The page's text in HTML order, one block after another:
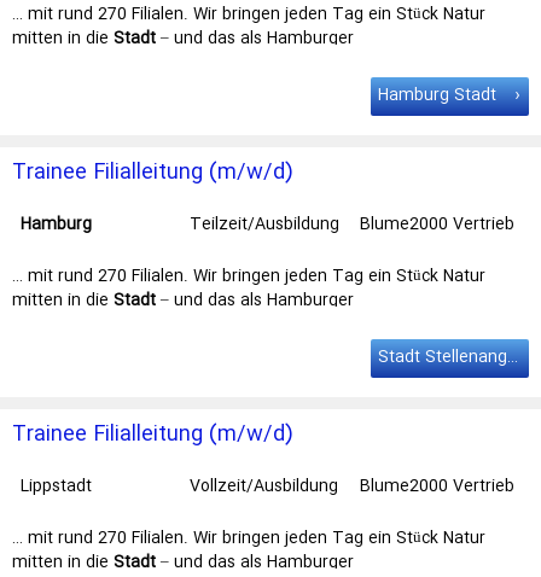
… mit rund 270 Filialen. Wir bringen jeden Tag ein Stück Natur
mitten in die Stadt– und das als Hamburger
jeden Tag ein Stück Natur mitten in die Stadt – und das als
Hamburger Traditionsunternehmen schon seit 1974. Du strebst
Hamburg Stadt
Trainee Filialleitung (m/w/d)
Hamburg Teilzeit/Ausbildung
Blume2000 Vertrieb
… mit rund 270 Filialen. Wir bringen jeden Tag ein Stück Natur
mitten in die Stadt– und das als Hamburger
jeden Tag ein Stück Natur mitten in die Stadt – und das als
Hamburger Traditionsunternehmen schon seit 1974. Du strebst
Stadt Stellenangebote
Trainee Filialleitung (m/w/d)
Lippstadt Vollzeit/Ausbildung
Blume2000 Vertrieb
… mit rund 270 Filialen. Wir bringen jeden Tag ein Stück Natur
mitten in die Stadt– und das als Hamburger